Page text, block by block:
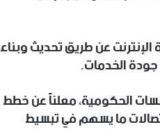
عن طريق تحديث وبناء
الخدمات.
الحكومية، معلناً عن خطط
ما يسهم في تبسيط